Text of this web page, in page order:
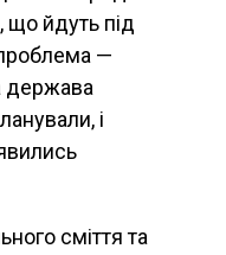
що йдуть під
—
держава
і
сміття та